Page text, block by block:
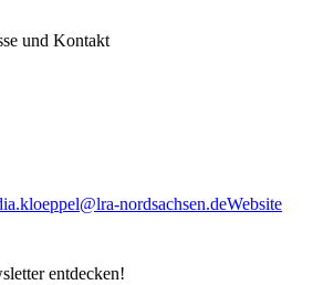
und Kontakt
nordsachsen.deWebsite
entdecken!